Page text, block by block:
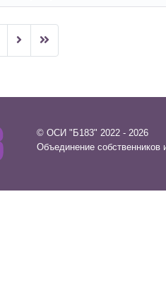
© ОСИ "Б183" 2022 - 2026
Объединение собственников